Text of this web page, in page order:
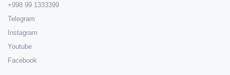
+998 99 1333399
Telegram
Instagram
Youtube
Facebook